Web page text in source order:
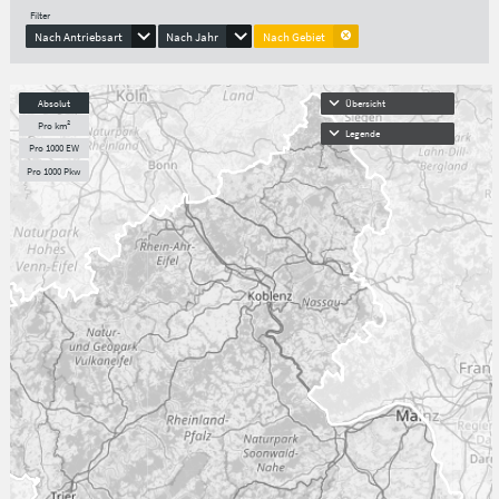
Filter
Nach Antriebsart Nach Jahr Nach Gebiet
Absolut
Pro km²
Pro 1000 EW
Pro 1000 Pkw
Übersicht
Legende